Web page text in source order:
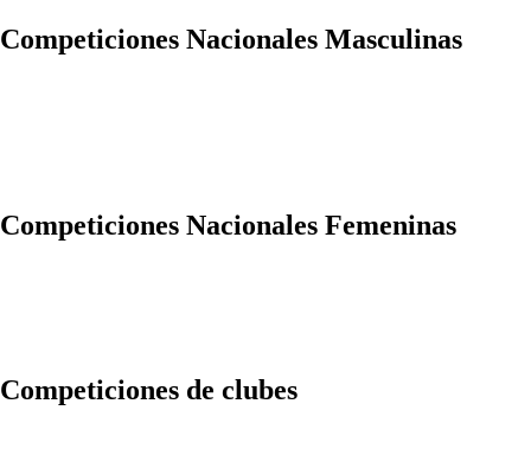
Competiciones Nacionales Masculinas
Competiciones Nacionales Femeninas
Competiciones de clubes